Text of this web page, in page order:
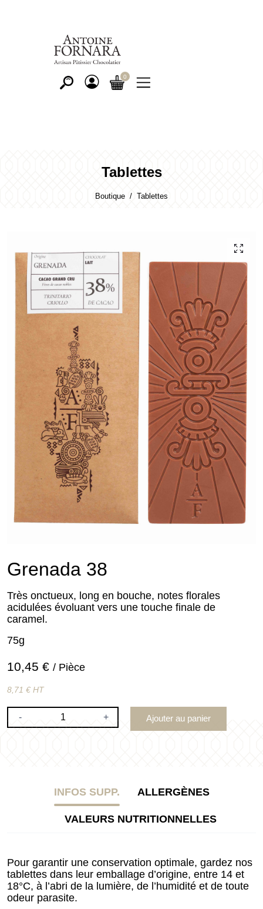
Tablettes
Boutique Tablettes
Grenada 38
Très onctueux, long en bouche, notes florales
acidulées évoluant vers une touche finale de
caramel.
75g
10,45 € / Pièce
8,71 € HT
- + Ajouter au panier
INFOS SUPP. ALLERGÈNES
VALEURS NUTRITIONNELLES
Pour garantir une conservation optimale, gardez nos
tablettes dans leur emballage d’origine, entre 14 et
18°C, à l’abri de la lumière, de l’humidité et de toute
odeur parasite.